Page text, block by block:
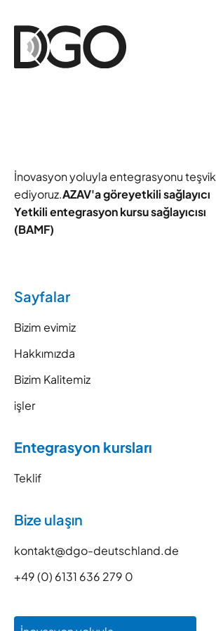
İnovasyon yoluyla entegrasyonu teşvik
ediyoruz.AZAV'a göreyetkili sağlayıcı
Yetkili entegrasyon kursu sağlayıcısı
(BAMF)
Sayfalar
Bizim evimiz
Hakkımızda
Bizim Kalitemiz
işler
Entegrasyon kursları
Teklif
Bize ulaşın
kontakt@dgo-deutschland.de
+49 (0) 6131 636 279 0